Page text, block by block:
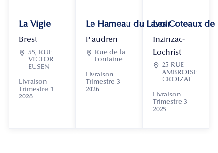
La Vigie
Brest
 55, RUE
VICTOR
EUSEN
Livraison
Trimestre 1
2028
Le Hameau du Lavoir
Plaudren

Rue de la
Fontaine
Livraison
Trimestre 3
2026
Les Coteaux
Inzinzac-
Lochrist
 25 RUE
AMBROISE
CROIZAT
Livraison
Trimestre 3
2025